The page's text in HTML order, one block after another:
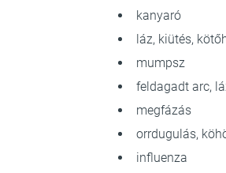
kanyaró
láz, kiütés,
mumpsz
feldagadt arc,
megfázás
orrdugulás,
influenza